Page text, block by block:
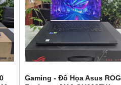
Gaming - Đồ Họa Asus ROG